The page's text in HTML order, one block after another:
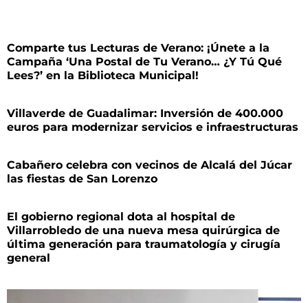
Comparte tus Lecturas de Verano: ¡Únete a la
Campaña ‘Una Postal de Tu Verano… ¿Y Tú Qué
Lees?’ en la Biblioteca Municipal!
Villaverde de Guadalimar: Inversión de 400.000
euros para modernizar servicios e infraestructuras
Cabañero celebra con vecinos de Alcalá del Júcar
las fiestas de San Lorenzo
El gobierno regional dota al hospital de
Villarrobledo de una nueva mesa quirúrgica de
última generación para traumatología y cirugía
general